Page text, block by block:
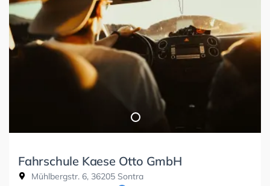
Fahrschule Kaese Otto GmbH
Mühlbergstr. 6, 36205 Sontra